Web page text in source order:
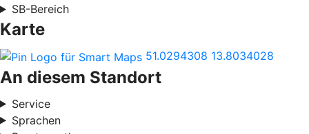
SB-Bereich
Karte
51.0294308 13.8034028
An diesem Standort
Service
Sprachen